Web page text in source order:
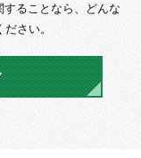
することなら、
どんな
さい。